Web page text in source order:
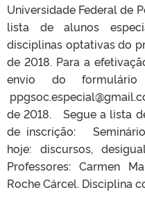
Universidade Federal de
lista de alunos
disciplinas optativas do
de 2018. Para a
envio do
de 2018. Segue a lista
de inscrição:
hoje: discursos,
Professores: Carmen
Roche Cárcel. Disciplina